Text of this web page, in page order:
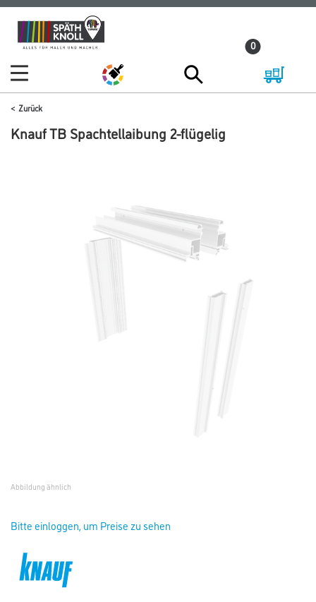
Zum
Inhalt
Zum
Navigationsmenü
0
Zurück
Knauf TB Spachtellaibung 2-flügelig
Abbildung ähnlich
Bitte einloggen, um Preise zu sehen